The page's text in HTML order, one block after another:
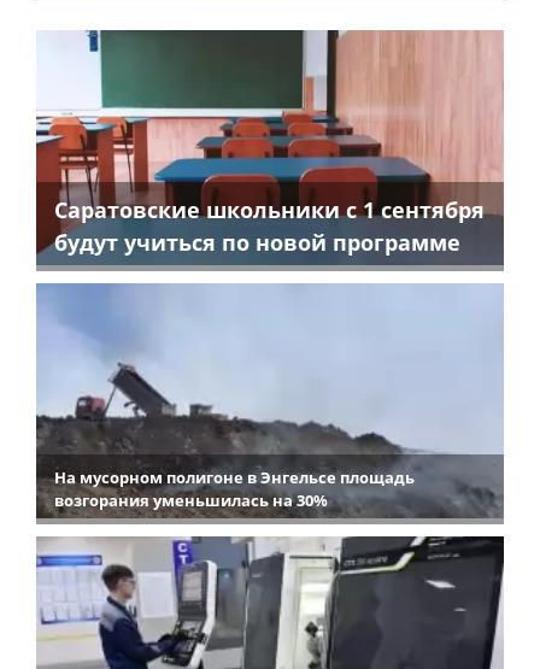
Саратовские школьники с 1 сентября
будут учиться по новой программе
На мусорном полигоне в Энгельсе площадь
возгорания уменьшилась на 30%